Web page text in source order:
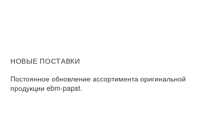
НОВЫЕ ПОСТАВКИ
Постоянное обновление ассортимента оригинальной
продукции ebm-papst.